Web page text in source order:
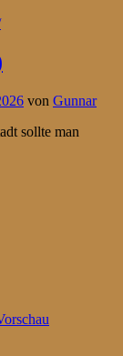
von Gunnar
sollte man